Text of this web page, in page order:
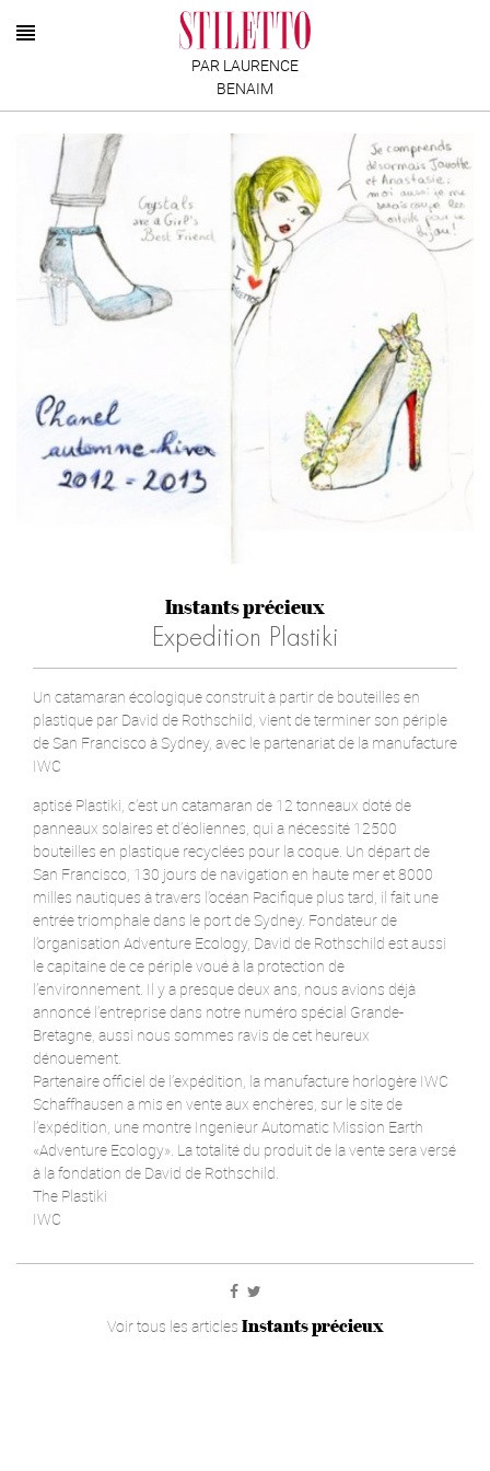
PAR LAURENCE
BENAIM
Instants précieux
Expedition Plastiki
Un catamaran écologique construit à partir de bouteilles en
plastique par David de Rothschild, vient de terminer son périple
de San Francisco à Sydney, avec le partenariat de la manufacture
IWC
aptisé Plastiki, c’est un catamaran de 12 tonneaux doté de
panneaux solaires et d’éoliennes, qui a nécessité 12500
bouteilles en plastique recyclées pour la coque. Un départ de
San Francisco, 130 jours de navigation en haute mer et 8000
milles nautiques à travers l’océan Pacifique plus tard, il fait une
entrée triomphale dans le port de Sydney. Fondateur de
l’organisation Adventure Ecology, David de Rothschild est aussi
le capitaine de ce périple voué à la protection de
l’environnement. Il y a presque deux ans, nous avions déjà
annoncé l’entreprise dans notre numéro spécial Grande-
Bretagne, aussi nous sommes ravis de cet heureux
dénouement.
Partenaire officiel de l’expédition, la manufacture horlogère IWC
Schaffhausen a mis en vente aux enchères, sur le site de
l’expédition, une montre Ingenieur Automatic Mission Earth
«Adventure Ecology». La totalité du produit de la vente sera versé
à la fondation de David de Rothschild.
The Plastiki
IWC
Voir tous les articles Instants précieux